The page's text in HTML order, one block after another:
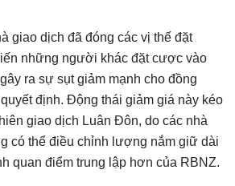
giao dịch đã đóng các vị thế đặt
những người khác đặt cược vào
ra sự sụt giảm mạnh cho đồng
định. Động thái giảm giá này kéo
giao dịch Luân Đôn, do các nhà
có thể điều chỉnh lượng nắm giữ dài
quan điểm trung lập hơn của RBNZ.